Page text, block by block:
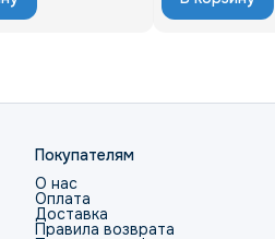
Покупателям
О нас
Оплата
Доставка
Правила возврата